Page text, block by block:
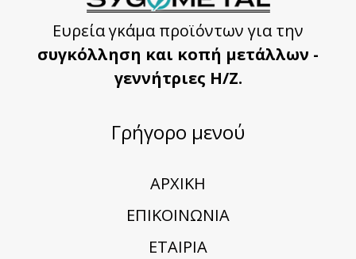
Ευρεία γκάμα προϊόντων για την
συγκόλληση και κοπή μετάλλων -
γεννήτριες Η/Ζ.
Γρήγορο μενού
ΑΡΧΙΚΗ
ΕΠΙΚΟΙΝΩΝΙΑ
ΕΤΑΙΡΙΑ